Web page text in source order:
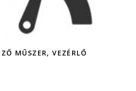
MŰSZER, VEZÉRLŐ